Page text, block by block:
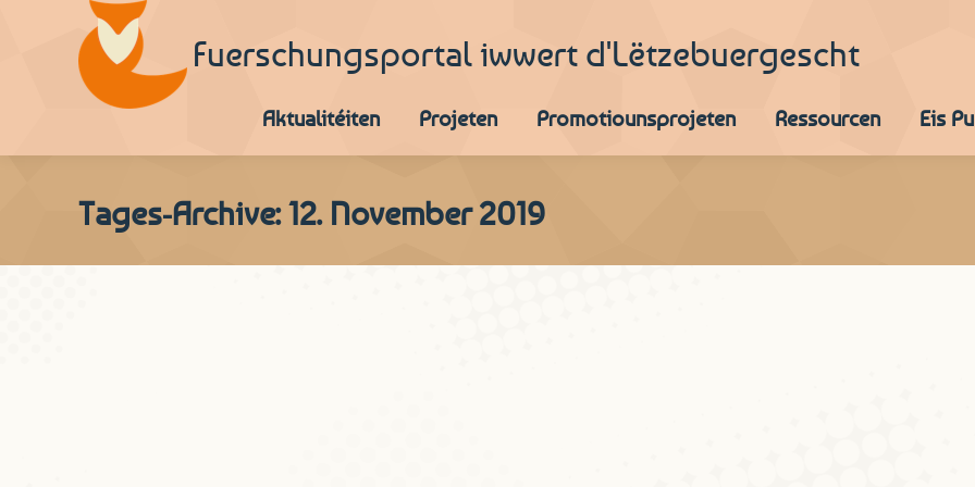
Fuerschungsportal iwwert d'Lëtzebuergescht
Aktualitéiten Projeten Promotiounsprojeten Ressourcen Eis
Tages-Archive:12. November 2019